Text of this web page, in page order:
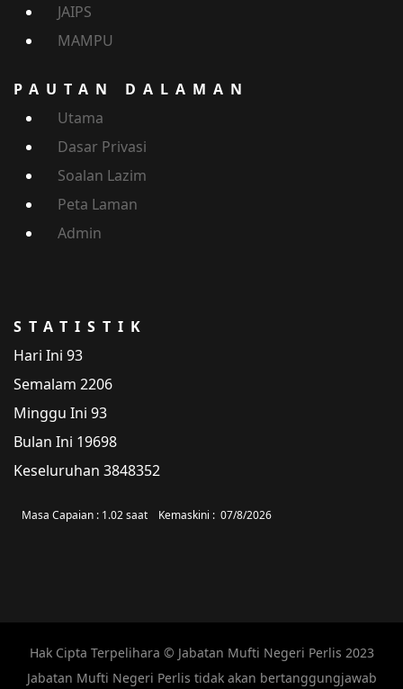
JAIPS
MAMPU
PAUTAN DALAMAN
Utama
Dasar Privasi
Soalan Lazim
Peta Laman
Admin
STATISTIK
Hari Ini 93
Semalam 2206
Minggu Ini 93
Bulan Ini 19698
Keseluruhan 3848352
Masa Capaian : 1.02 saat Kemaskini : 07/8/2026
Hak Cipta Terpelihara © Jabatan Mufti Negeri Perlis 2023
Jabatan Mufti Negeri Perlis tidak akan bertanggungjawab